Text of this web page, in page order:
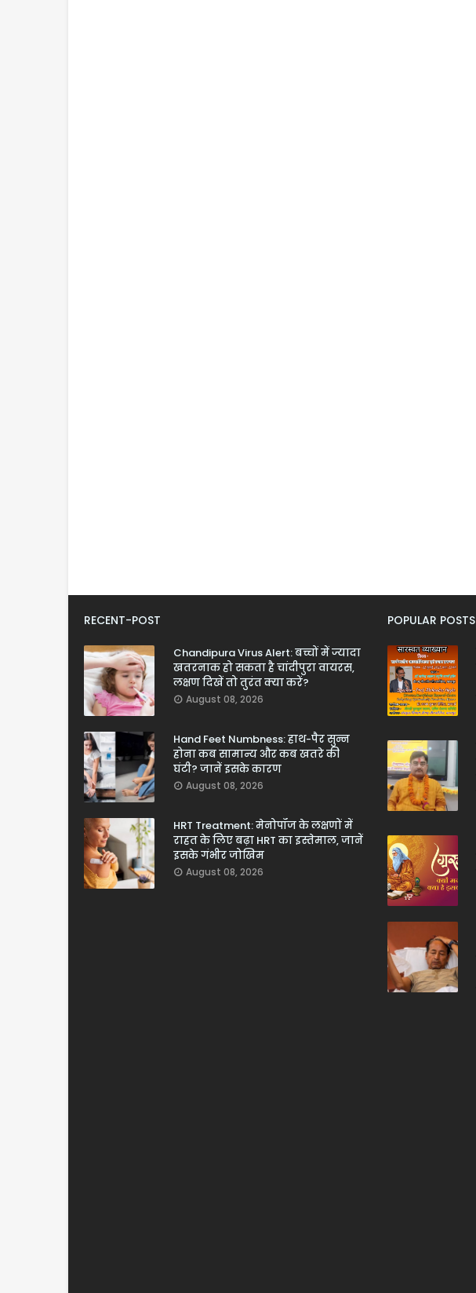
RECENT-POST
Chandipura Virus Alert: बच्चों में ज्यादा
खतरनाक हो सकता है चांदीपुरा वायरस,
लक्षण दिखें तो तुरंत क्या करें?
August 08, 2026
Hand Feet Numbness: हाथ-पैर सुन्न
होना कब सामान्य और कब खतरे की
घंटी? जानें इसके कारण
August 08, 2026
HRT Treatment: मेनोपॉज के लक्षणों में
राहत के लिए बढ़ा HRT का इस्तेमाल, जानें
इसके गंभीर जोखिम
August 08, 2026
POPULAR POSTS